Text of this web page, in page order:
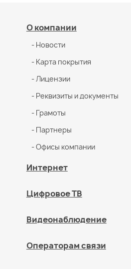
О компании
- Новости
- Карта покрытия
- Лицензии
- Реквизиты и документы
- Грамоты
- Партнеры
- Офисы компании
Интернет
Цифровое ТВ
Видеонаблюдение
Операторам связи